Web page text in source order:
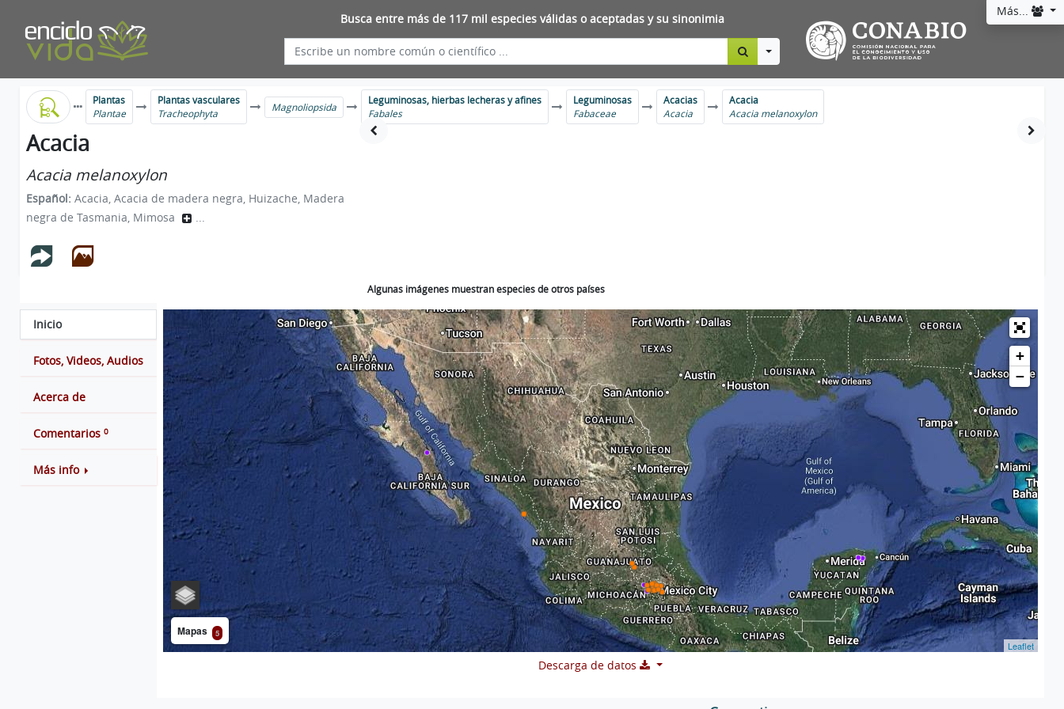
Más...
Busca entre más de 117 mil especies válidas o aceptadas y su sinonimia
Toggle Dropdown
Plantas
Plantae
Plantas vasculares
Tracheophyta
Magnoliopsida
Leguminosas, hierbas lecheras y afines
Fabales
Leguminosas
Fabaceae
Acacias
Acacia
Acacia
Acacia melanoxylon
Acacia
Acacia melanoxylon
Español: Acacia, Acacia de madera negra, Huizache, Madera
negra de Tasmania, Mimosa
...
Algunas imágenes muestran especies de otros países
Inicio
Fotos, Videos, Audios
Acerca de
Comentarios 0
Más info
+
−
Mapas 5
Leaflet
Descarga de datos